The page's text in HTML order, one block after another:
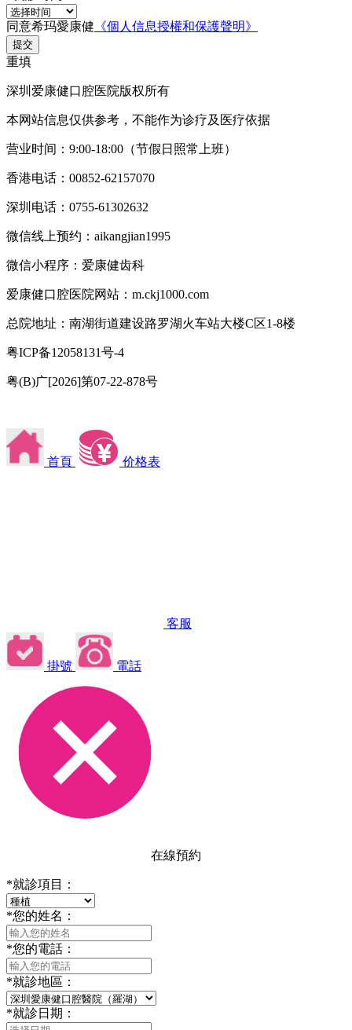
同意希玛愛康健 《個人信息授權和保護聲明》
提交
重填
深圳爱康健口腔医院版权所有
本网站信息仅供参考，不能作为诊疗及医疗依据
营业时间：9:00-18:00（节假日照常上班）
香港电话：00852-62157070
深圳电话：0755-61302632
微信线上预约：aikangjian1995
微信小程序：爱康健齿科
爱康健口腔医院网站：m.ckj1000.com
总院地址：南湖街道建设路罗湖火车站大楼C区1-8楼
粤ICP备12058131号-4
粤(B)广[2026]第07-22-878号
首頁 价格表
客服
掛號 電話
在線預約
*就診項目：
*您的姓名：
*您的電話：
*就診地區：
*就診日期：